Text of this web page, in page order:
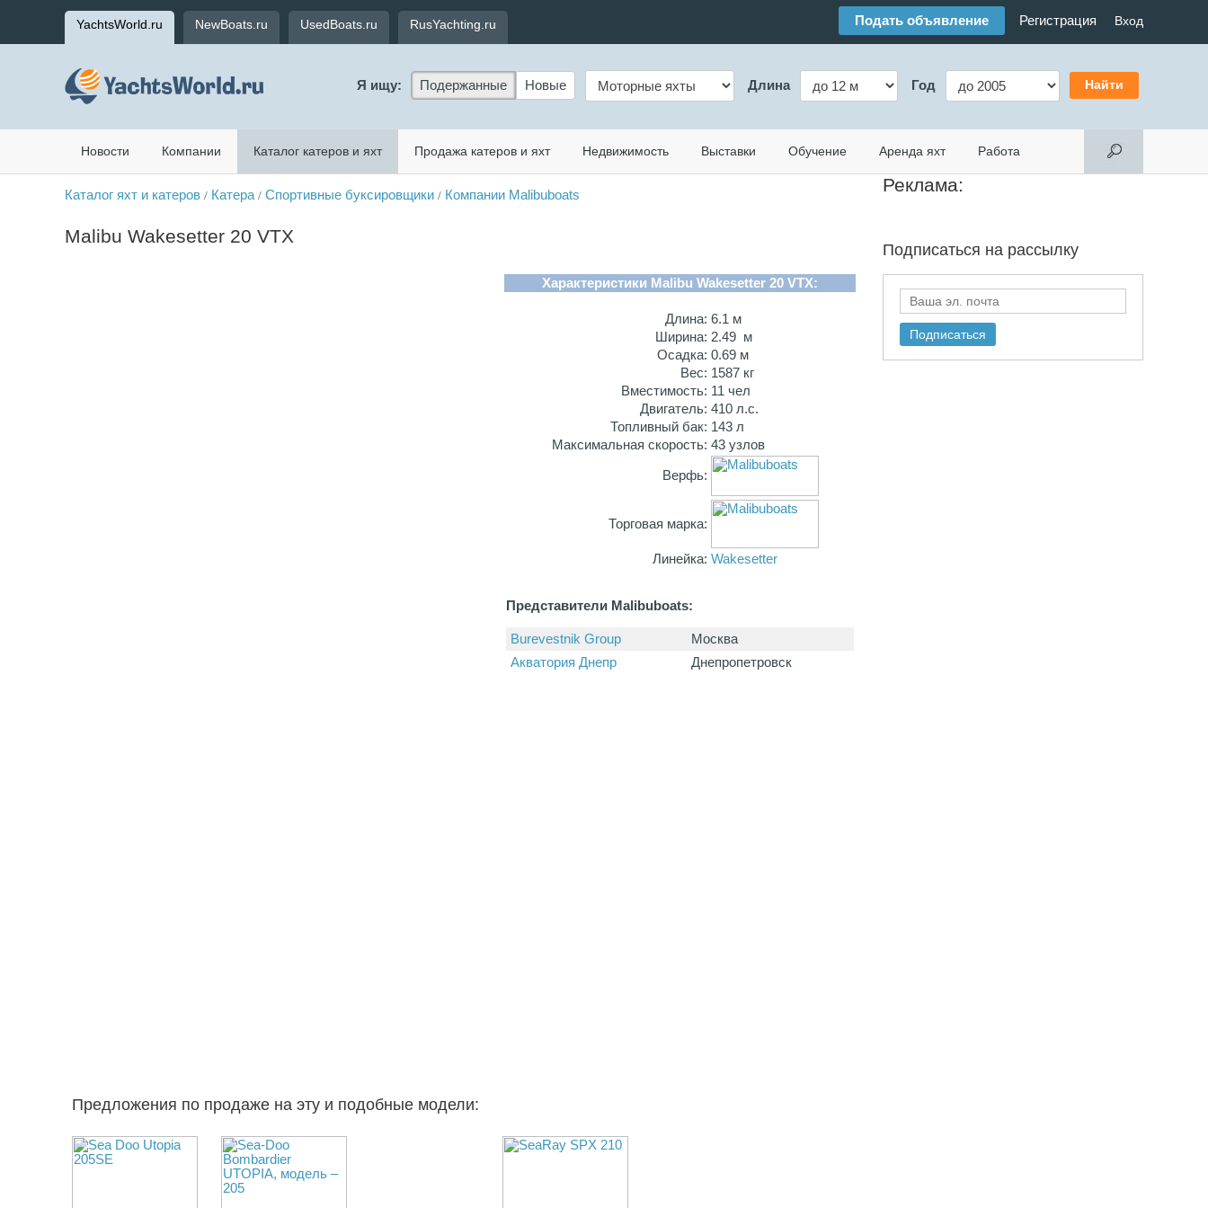
YachtsWorld.ru NewBoats.ru UsedBoats.ru RusYachting.ru Подать объявление Регистрация Вход
Я ищу: Подержанные Новые Длина Год
Новости Компании Каталог катеров и яхт Продажа катеров и яхт Недвижимость Выставки Обучение Аренда яхт Работа
Каталог яхт и катеров / Катера / Спортивные буксировщики / Компании Malibuboats
Malibu Wakesetter 20 VTX
Характеристики Malibu Wakesetter 20 VTX:
Длина: 6.1 м
Ширина: 2.49 м
Осадка: 0.69 м
Вес: 1587 кг
Вместимость: 11 чел
Двигатель: 410 л.с.
Топливный бак: 143 л
Максимальная скорость: 43 узлов
Верфь:
Торговая марка:
Линейка: Wakesetter
Представители Malibuboats:
Burevestnik Group
Москва
Акватория Днепр
Днепропетровск
Предложения по продаже на эту и подобные модели:
Реклама:
Подписаться на рассылку